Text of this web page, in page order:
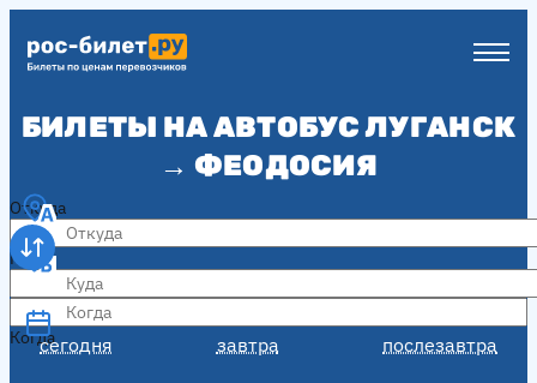
БИЛЕТЫ НА АВТОБУС ЛУГАНСК
→ ФЕОДОСИЯ
Откуда
Куда
Когда
сегодня завтра послезавтра
Когда